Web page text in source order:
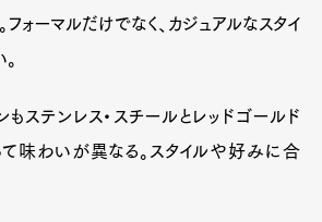
ォーマルだけでなく、カジュアルなスタイ
もステンレス・スチールとレッドゴールド
味わいが異なる。スタイルや好みに合